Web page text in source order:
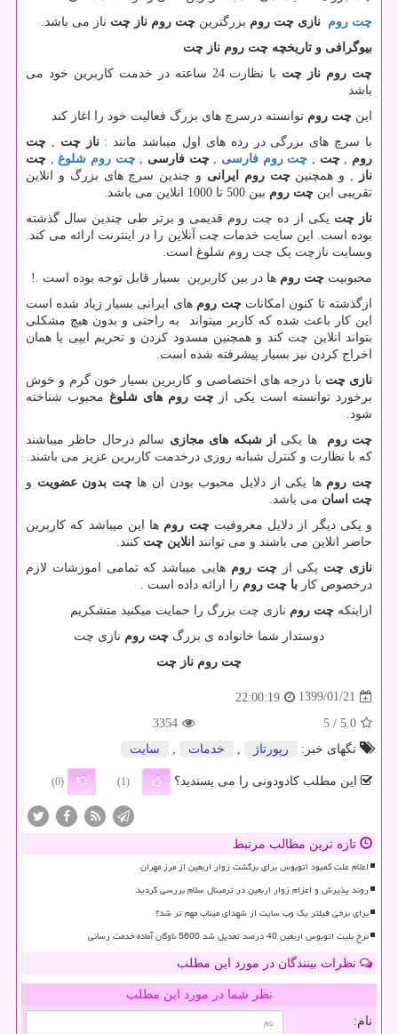
چت روم نازی چت روم بزرگترین چت روم ناز چت ناز می باشد.
بیوگرافی و تاریخچه چت روم ناز چت
چت روم ناز چت
با نظارت 24 ساعته در خدمت کاربرین خود می
باشد
این چت روم توانسته درسرچ های بزرگ فعالیت خود را اغاز کند
با سرچ های بزرگی در رده های اول میباشد مانند :ناز چت
چت
روم
,چت چت روم فارسی ,چت فارسی ,چت روم شلوغ
چت
ناز
و همچنینچت روم ایرانی و چندین سرچ های بزرگ و انلاین
تقریبی این چت روم بین 500 تا 1000 انلاین می باشد.
ناز چت یکی از ده چت روم قدیمی و برتر طی چندین سال گذشته
بوده است. این سایت خدمات چت آنلاین را در اینترنت ارائه می کند.
وبسایت نازچت یک چت روم شلوغ است.
محبوبیت چت روم ها در بین کاربرین بسیار قابل توجه بوده است .!
ازگذشته تا کنون امکاناتچت روم های ایرانی بسیار زیاد شده است
این کار باعث شدهکه کاربر میتواند به راحتی و بدون هیچ مشکلی
بتواند انلاین چت کند و همچنین مسدود کردن و تحریم ایپی یا همان
اخراج کردن نیز بسیار پیشرفته شده است.
نازی چت با درجه های اختصاصی و کاربرین بسیار خون گرم و خوش
برخورد توانسته است یکی ازچت روم های شلوغ محبوب شناخته
شود.
چت روم ها یکی از شبکه های مجازی سالم درحال حاظر میباشند
که با نظارت و کنترل شبانه روزی درخدمت کاربرین عزیز می باشند.
چت رومها یکی از دلایل محبوب بودن ان هاچت بدون عضویت و
چت اسان می باشد.
و یکی دیگر از دلایل معروفیتچت روم ها این میباشد که کاربرین
حاضر انلاین می باشند و می توانند انلاین چت کنند.
نازی چت یکی ازچت روم هایی میباشد که تمامی اموزشات لازم
درخصوص کار با چت روم را ارائه داده است .
ازاینکه چت روم نازی چت بزرگ را حمایت میکنید متشکریم
دوستدار شما خانواده ی بزرگ چت روم نازی چت
چت روم ناز چت
1399/01/21
22:00:19
5.0
/ 5
3354
تگهای خبر:
رپورتاژ خدمات سایت
این مطلب کادودونی را می پسندید؟ (1)
(0)
تازه ترین مطالب مرتبط
اعلام علت کمبود اتوبوس برای برگشت زوار اربعین از مرز مهران
روند پذیرش و اعزام زوار اربعین در ترمینال سلام بررسی گردید
برای برخی فیلتر یک وب سایت از شهدای میناب مهم تر شد؟
نرخ بلیت اتوبوس اربعین 40 درصد تعدیل شد 5600 ناوگان آماده خدمت رسانی
نظرات بینندگان در مورد این مطلب
نظر شما در مورد این مطلب
نام: